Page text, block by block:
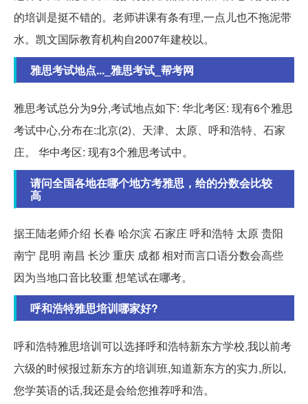
的培训是挺不错的。老师讲课有条有理,一点儿也不拖泥带
水。凯文国际教育机构自2007年建校以。
雅思考试地点..._雅思考试_帮考网
雅思考试总分为9分,考试地点如下: 华北考区: 现有6个雅思
考试中心,分布在:北京(2)、天津、太原、呼和浩特、石家
庄。 华中考区: 现有3个雅思考试中。
请问全国各地在哪个地方考雅思，给的分数会比较
高
据王陆老师介绍 长春 哈尔滨 石家庄 呼和浩特 太原 贵阳
南宁 昆明 南昌 长沙 重庆 成都 相对而言口语分数会高些
因为当地口音比较重 想笔试在哪考。
呼和浩特雅思培训哪家好?
呼和浩特雅思培训可以选择呼和浩特新东方学校,我以前考
六级的时候报过新东方的培训班,知道新东方的实力,所以,
您学英语的话,我还是会给您推荐呼和浩。